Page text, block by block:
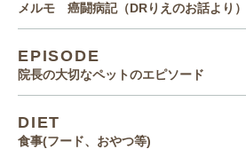
メルモ 癌闘病記（DRりえのお話より）
EPISODE
院長の大切なペットのエピソード
DIET
食事(フード、おやつ等)